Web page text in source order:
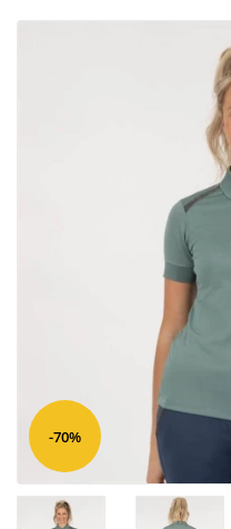
-70%